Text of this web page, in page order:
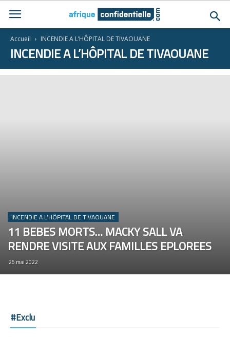
Accueil INCENDIE A L’HÔPITAL DE TIVAOUANE
INCENDIE A L’HÔPITAL DE TIVAOUANE
INCENDIE A L’HÔPITAL DE TIVAOUANE
11 BEBES MORTS… MACKY SALL VA
RENDRE VISITE AUX FAMILLES EPLOREES
26 mai 2022
#Exclu